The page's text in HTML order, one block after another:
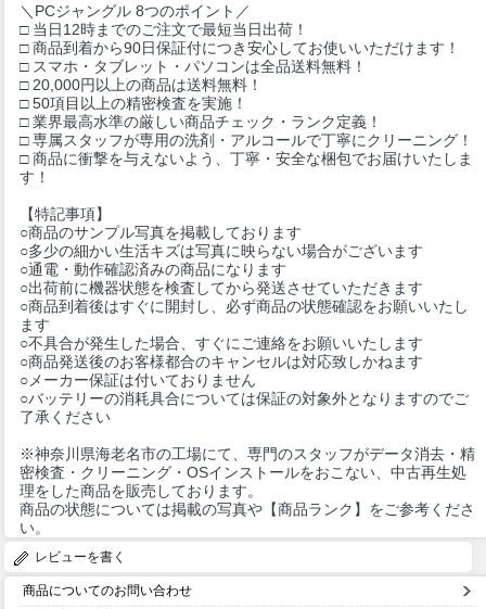
＼PCジャングル 8つのポイント／
□ 当日12時までのご注文で最短当日出荷！
□ 商品到着から90日保証付につき安心してお使いいただけます！
□ スマホ・タブレット・パソコンは全品送料無料！
□ 20,000円以上の商品は送料無料！
□ 50項目以上の精密検査を実施！
□ 業界最高水準の厳しい商品チェック・ランク定義！
□ 専属スタッフが専用の洗剤・アルコールで丁寧にクリーニング！
□ 商品に衝撃を与えないよう、丁寧・安全な梱包でお届けいたしま
す！
【特記事項】
○商品のサンプル写真を掲載しております
○多少の細かい生活キズは写真に映らない場合がございます
○通電・動作確認済みの商品になります
○出荷前に機器状態を検査してから発送させていただきます
○商品到着後はすぐに開封し、必ず商品の状態確認をお願いいたし
ます
○不具合が発生した場合、すぐにご連絡をお願いいたします
○商品発送後のお客様都合のキャンセルは対応致しかねます
○メーカー保証は付いておりません
○バッテリーの消耗具合については保証の対象外となりますのでご
了承ください
※神奈川県海老名市の工場にて、専門のスタッフがデータ消去・精
密検査・クリーニング・OSインストールをおこない、中古再生処
理をした商品を販売しております。
商品の状態については掲載の写真や【商品ランク】をご参考くださ
い。
レビューを書く
商品についてのお問い合わせ